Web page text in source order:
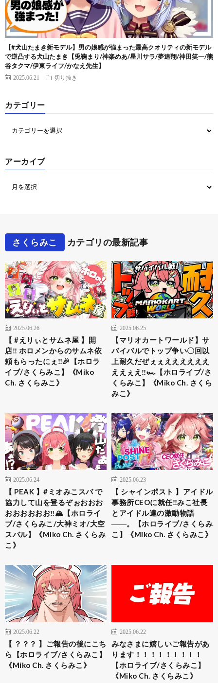
【#犬山たまき新モデル】男の娘感が強まった最高クオリティの新モデル
で逆凸する犬山たまき【兎鞠まり/神楽めあ/星川サラ/夢追翔/神田笑一/熊
谷タクマ/伊東ライフ/かなえ先生】
2025.06.21 切り抜き
カテゴリー
アーカイブ
さくらみこ カテゴリの最新記事
2025.06.26
【 #えりぃとサムネ屋 】開
店‼ ホロメンからのサムネ依
頼もらったにぇ‼🎉【ホロラ
イブ/さくらみこ】《Miko
Ch. さくらみこ》
2025.06.25
【マリオカートワールド】サ
バイバルでトップ争い〇回以
上耐久だぜぇぇええええええ
ええぇえ‼🏎【ホロライブ/さ
くらみこ】《Miko Ch. さくら
みこ》
2025.06.24
【 PEAK 】#ミオみこスバ で
協力して山を登るぞぉおおお
おおおおおお‼🏔【ホロライ
ブ/さくらみこ/大神ミオ/大空
スバル】《Miko Ch. さくらみ
こ》
2025.06.23
【 シャインポスト 】アイドル
事務所CEOに就任‼みこ社長
とアイドル達の激動物語
――。【ホロライブ/さくらみ
こ】《Miko Ch. さくらみこ》
2025.06.22
【 ？？？ 】ご報告の後にこち
ら【ホロライブ/さくらみこ】
《Miko Ch. さくらみこ》
2025.06.22
みなさまに嬉しいご報告があ
ります！！！！！！！！！
【ホロライブ/さくらみこ】
《Miko Ch. さくらみこ》